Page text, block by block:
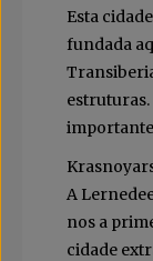
Esta
fundada
A
nos a
cidade